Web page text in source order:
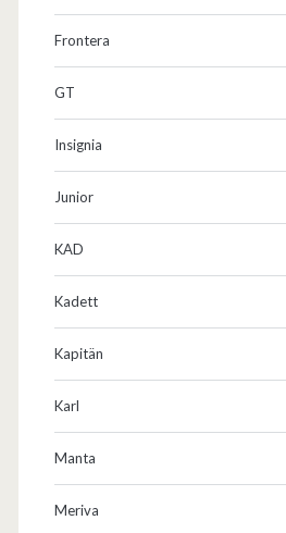
Frontera
GT
Insignia
Junior
KAD
Kadett
Kapitän
Karl
Manta
Meriva